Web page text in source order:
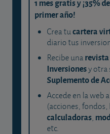
1 mes gratis y ¡35%
primer año!
Crea tucartera
diario tus
Recibe una
Inversionesy otra
Suplemento de
Accede en la web
(acciones, fondos,
calculadoras,
etc.